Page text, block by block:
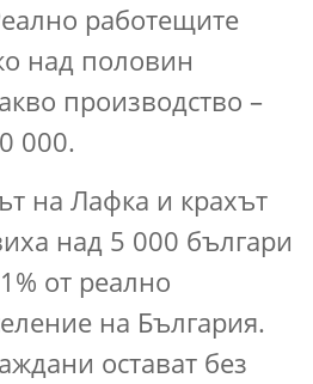
работещите
над половин
производство –
000.
на Лафка и крахът
над 5 000 българи
от реално
на България.
остават без